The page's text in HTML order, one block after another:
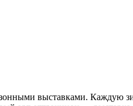
выставками. Каждую